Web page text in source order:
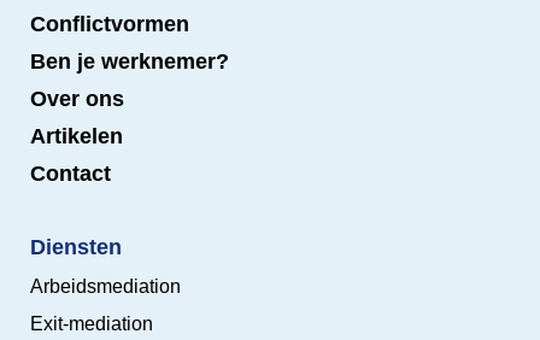
Conflictvormen
Ben je werknemer?
Over ons
Artikelen
Contact
Diensten
Arbeidsmediation
Exit-mediation